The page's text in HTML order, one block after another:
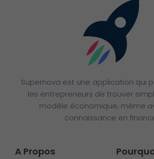
Supernova est une application qui
les entrepreneurs de trouver
modèle économique, même
connaissance en
A Propos